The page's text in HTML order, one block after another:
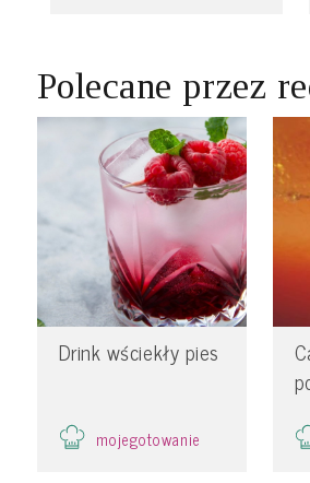
Polecane przez
Drink wściekły pies
mojegotowanie